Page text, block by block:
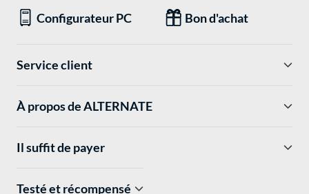
Configurateur PC Bon d'achat
Service client
À propos de ALTERNATE
Il suffit de payer
Testé et récompensé